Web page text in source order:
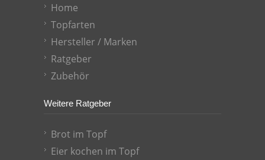
Home
Topfarten
Hersteller / Marken
Ratgeber
Zubehör
Weitere Ratgeber
Brot im Topf
Eier kochen im Topf